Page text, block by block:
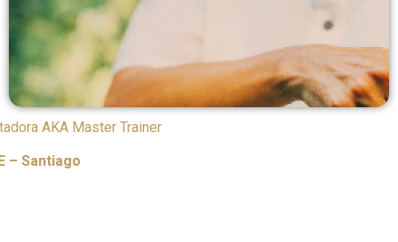
AKA Master Trainer
– Santiago